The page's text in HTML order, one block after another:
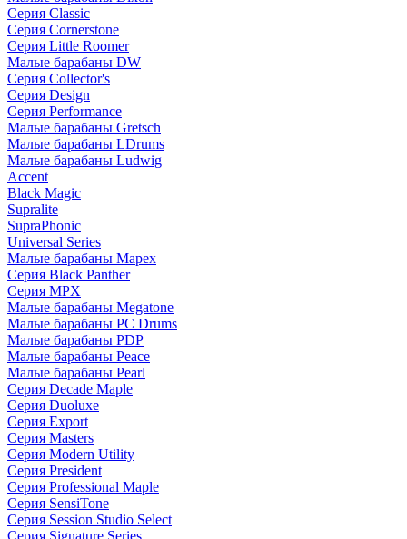
Серия Classic
Серия Cornerstone
Серия Little Roomer
Малые барабаны DW
Серия Collector's
Серия Design
Серия Performance
Малые барабаны Gretsch
Малые барабаны LDrums
Малые барабаны Ludwig
Accent
Black Magic
Supralite
SupraPhonic
Universal Series
Малые барабаны Mapex
Серия Black Panther
Серия MPX
Малые барабаны Megatone
Малые барабаны PC Drums
Малые барабаны PDP
Малые барабаны Peace
Малые барабаны Pearl
Серия Decade Maple
Серия Duoluxe
Серия Export
Серия Masters
Серия Modern Utility
Серия President
Серия Professional Maple
Серия SensiTone
Серия Session Studio Select
Серия Signature Series